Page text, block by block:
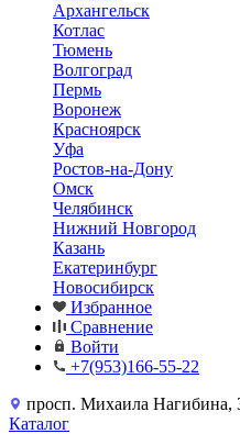
Архангельск
Котлас
Тюмень
Волгоград
Пермь
Воронеж
Красноярск
Уфа
Ростов-на-Дону
Омск
Челябинск
Нижний Новгород
Казань
Екатеринбург
Новосибирск
Избранное
Сравнение
Войти
+7(953)166-55-22
просп. Михаила Нагибина,
Каталог